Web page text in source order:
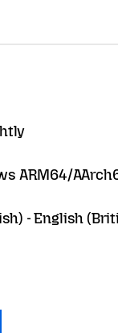
ARM64/
- English